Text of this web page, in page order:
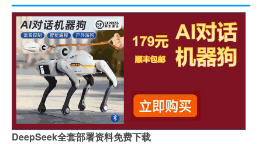
DeepSeek全套部署资料免费下载